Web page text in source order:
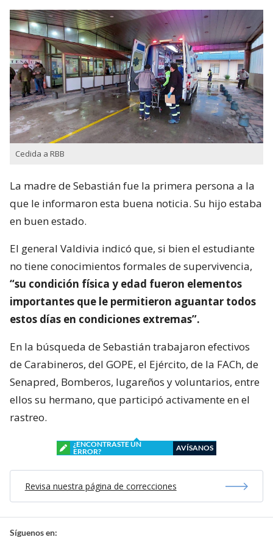
Cedida a RBB
La madre de Sebastián fue la primera persona a la
que le informaron esta buena noticia. Su hijo estaba
en buen estado.
El general Valdivia indicó que, si bien el estudiante
no tiene conocimientos formales de supervivencia,
“su condición física y edad fueron elementos
importantes que le permitieron aguantar todos
estos días en condiciones extremas”.
En la búsqueda de Sebastián trabajaron efectivos
de Carabineros, del GOPE, el Ejército, de la FACh, de
Senapred, Bomberos, lugareños y voluntarios, entre
ellos su hermano, que participó activamente en el
rastreo.
¿ENCONTRASTE UN
ERROR?
AVÍSANOS
Revisa nuestra página de correcciones
Síguenos en: